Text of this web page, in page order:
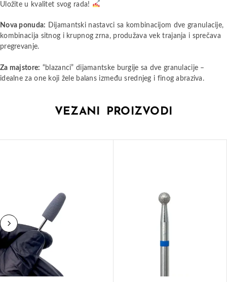
Uložite u kvalitet svog rada!
Nova ponuda: Dijamantski nastavci sa kombinacijom dve granulacije,
kombinacija sitnog i krupnog zrna, produžava vek trajanja i sprečava
pregrevanje.
Za majstore: “blazanci” dijamantske burgije sa dve granulacije –
idealne za one koji žele balans između srednjeg i finog abraziva.
VEZANI PROIZVODI